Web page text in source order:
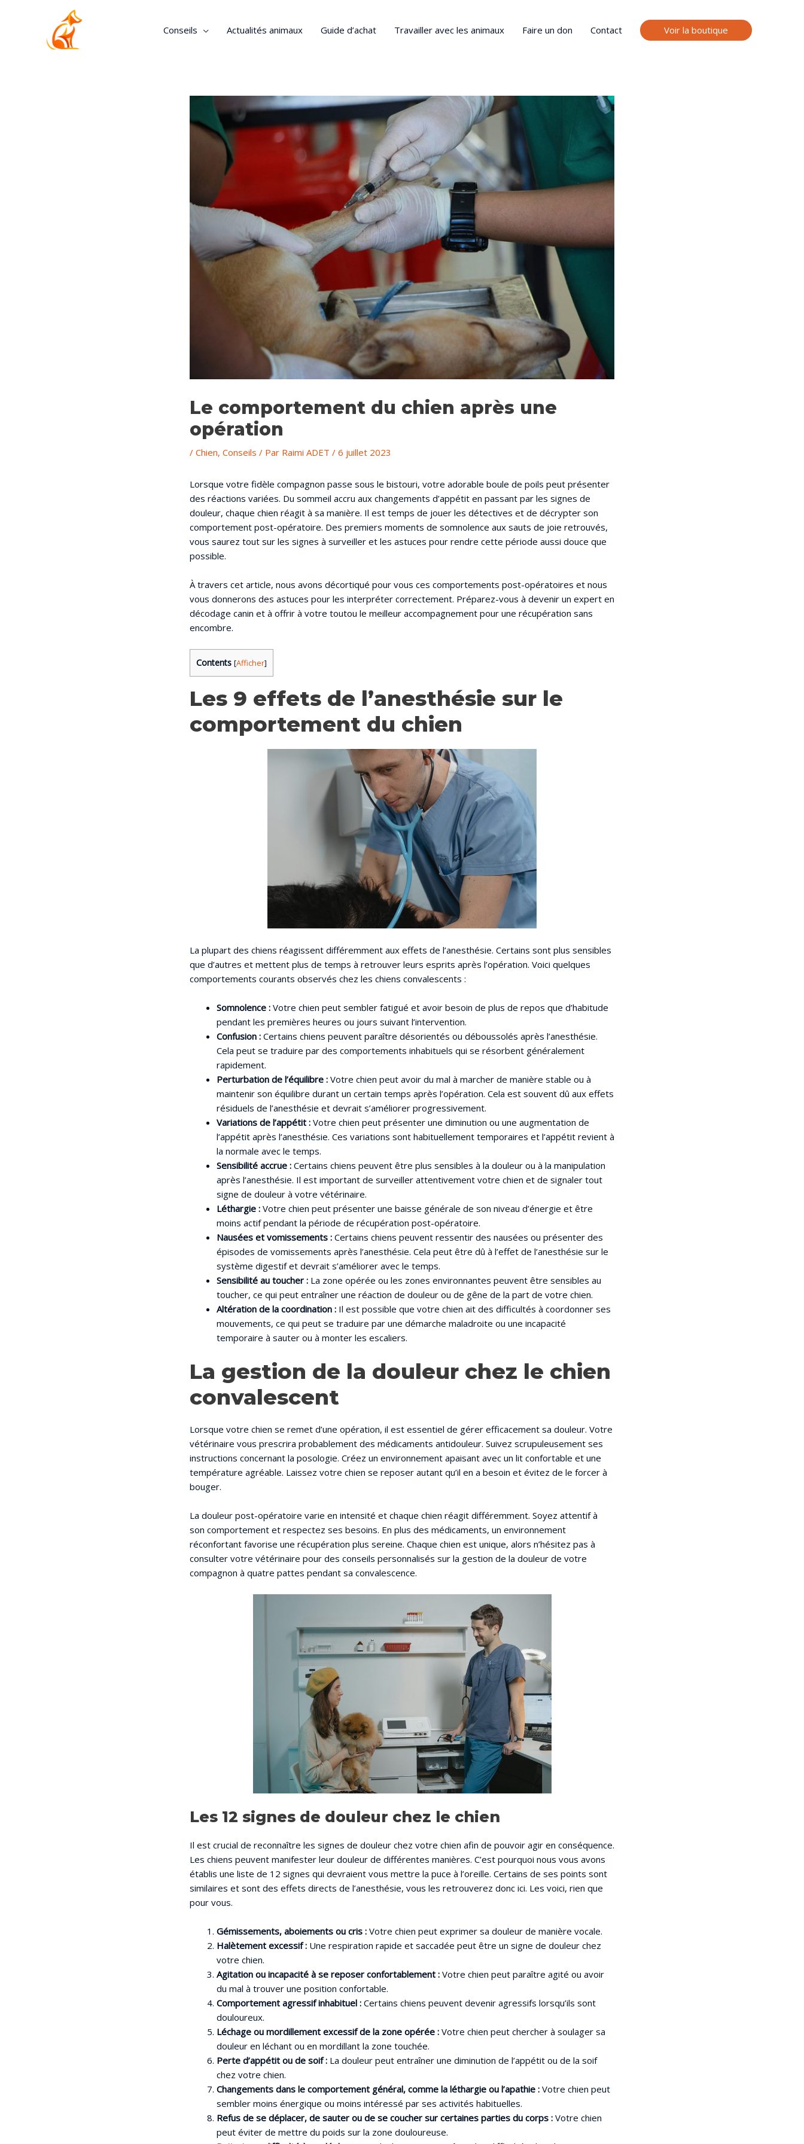
Conseils Actualités animaux Guide d’achat Travailler avec les animaux Faire un don Contact Voir la boutique
Le comportement du chien après une
opération
/ Chien, Conseils / Par Raimi ADET / 6 juillet 2023
Lorsque votre fidèle compagnon passe sous le bistouri, votre adorable boule de poils peut présenter
des réactions variées. Du sommeil accru aux changements d’appétit en passant par les signes de
douleur, chaque chien réagit à sa manière. Il est temps de jouer les détectives et de décrypter son
comportement post-opératoire. Des premiers moments de somnolence aux sauts de joie retrouvés,
vous saurez tout sur les signes à surveiller et les astuces pour rendre cette période aussi douce que
possible.
À travers cet article, nous avons décortiqué pour vous ces comportements post-opératoires et nous
vous donnerons des astuces pour les interpréter correctement. Préparez-vous à devenir un expert en
décodage canin et à offrir à votre toutou le meilleur accompagnement pour une récupération sans
encombre.
Contents [Afficher]
Les 9 effets de l’anesthésie sur le
comportement du chien
La plupart des chiens réagissent différemment aux effets de l’anesthésie. Certains sont plus sensibles
que d’autres et mettent plus de temps à retrouver leurs esprits après l’opération. Voici quelques
comportements courants observés chez les chiens convalescents :
Somnolence : Votre chien peut sembler fatigué et avoir besoin de plus de repos que d’habitude
pendant les premières heures ou jours suivant l’intervention.
Confusion : Certains chiens peuvent paraître désorientés ou déboussolés après l’anesthésie.
Cela peut se traduire par des comportements inhabituels qui se résorbent généralement
rapidement.
Perturbation de l’équilibre : Votre chien peut avoir du mal à marcher de manière stable ou à
maintenir son équilibre durant un certain temps après l’opération. Cela est souvent dû aux effets
résiduels de l’anesthésie et devrait s’améliorer progressivement.
Variations de l’appétit : Votre chien peut présenter une diminution ou une augmentation de
l’appétit après l’anesthésie. Ces variations sont habituellement temporaires et l’appétit revient à
la normale avec le temps.
Sensibilité accrue : Certains chiens peuvent être plus sensibles à la douleur ou à la manipulation
après l’anesthésie. Il est important de surveiller attentivement votre chien et de signaler tout
signe de douleur à votre vétérinaire.
Léthargie : Votre chien peut présenter une baisse générale de son niveau d’énergie et être
moins actif pendant la période de récupération post-opératoire.
Nausées et vomissements : Certains chiens peuvent ressentir des nausées ou présenter des
épisodes de vomissements après l’anesthésie. Cela peut être dû à l’effet de l’anesthésie sur le
système digestif et devrait s’améliorer avec le temps.
Sensibilité au toucher : La zone opérée ou les zones environnantes peuvent être sensibles au
toucher, ce qui peut entraîner une réaction de douleur ou de gêne de la part de votre chien.
Altération de la coordination : Il est possible que votre chien ait des difficultés à coordonner ses
mouvements, ce qui peut se traduire par une démarche maladroite ou une incapacité
temporaire à sauter ou à monter les escaliers.
La gestion de la douleur chez le chien
convalescent
Lorsque votre chien se remet d’une opération, il est essentiel de gérer efficacement sa douleur. Votre
vétérinaire vous prescrira probablement des médicaments antidouleur. Suivez scrupuleusement ses
instructions concernant la posologie. Créez un environnement apaisant avec un lit confortable et une
température agréable. Laissez votre chien se reposer autant qu’il en a besoin et évitez de le forcer à
bouger.
La douleur post-opératoire varie en intensité et chaque chien réagit différemment. Soyez attentif à
son comportement et respectez ses besoins. En plus des médicaments, un environnement
réconfortant favorise une récupération plus sereine. Chaque chien est unique, alors n’hésitez pas à
consulter votre vétérinaire pour des conseils personnalisés sur la gestion de la douleur de votre
compagnon à quatre pattes pendant sa convalescence.
Les 12 signes de douleur chez le chien
Il est crucial de reconnaître les signes de douleur chez votre chien afin de pouvoir agir en conséquence.
Les chiens peuvent manifester leur douleur de différentes manières. C’est pourquoi nous vous avons
établis une liste de 12 signes qui devraient vous mettre la puce à l’oreille. Certains de ses points sont
similaires et sont des effets directs de l’anesthésie, vous les retrouverez donc ici. Les voici, rien que
pour vous.
Gémissements, aboiements ou cris : Votre chien peut exprimer sa douleur de manière vocale.
Halètement excessif : Une respiration rapide et saccadée peut être un signe de douleur chez
votre chien.
Agitation ou incapacité à se reposer confortablement : Votre chien peut paraître agité ou avoir
du mal à trouver une position confortable.
Comportement agressif inhabituel : Certains chiens peuvent devenir agressifs lorsqu’ils sont
douloureux.
Léchage ou mordillement excessif de la zone opérée : Votre chien peut chercher à soulager sa
douleur en léchant ou en mordillant la zone touchée.
Perte d’appétit ou de soif : La douleur peut entraîner une diminution de l’appétit ou de la soif
chez votre chien.
Changements dans le comportement général, comme la léthargie ou l’apathie : Votre chien peut
sembler moins énergique ou moins intéressé par ses activités habituelles.
Refus de se déplacer, de sauter ou de se coucher sur certaines parties du corps : Votre chien
peut éviter de mettre du poids sur la zone douloureuse.